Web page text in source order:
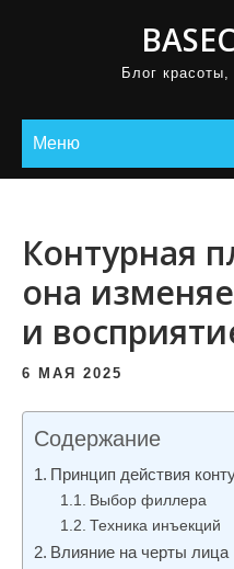
Блог
Меню
Контурная
она
и
6 МАЯ 2025
Содержание
Принцип действия
Выбор филлера
Техника инъекций
Влияние на черты лица